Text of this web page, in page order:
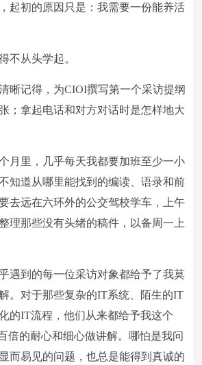
起初的原因只是：我需要一份能养活
不从头学起。
晰记得，为CIOI撰写第一个采访提纲
；拿起电话和对方对话时是怎样地大
月里，几乎每天我都要加班至少一小
知道从哪里能找到的编读、语录和前
去远在六环外的公交驾校学车，上午
理那些没有头绪的稿件，以备周一上
遇到的每一位采访对象都给予了我莫
。对于那些复杂的IT系统、陌生的IT
的IT流程，他们从来都给予我这个
倍的耐心和细心做讲解。哪怕是我问
而易见的问题，也总是能得到真诚的